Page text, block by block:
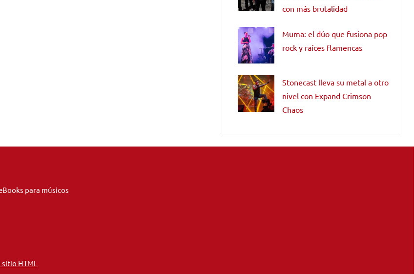
con más brutalidad
Muma: el dúo que fusiona pop
rock y raíces flamencas
Stonecast lleva su metal a otro
nivel con Expand Crimson
Chaos
para músicos
HTML